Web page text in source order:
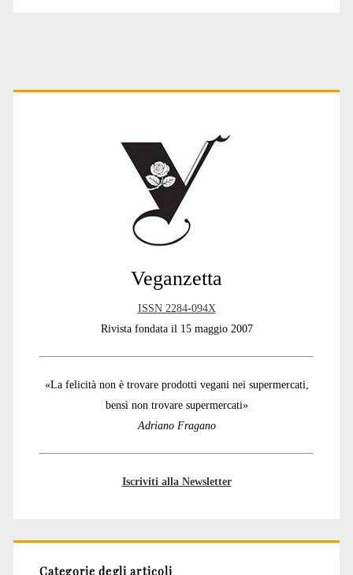
Primary
Veganzetta
ISSN 2284-094X
Rivista fondata il 15 maggio 2007
«La felicità non è trovare prodotti vegani nei supermercati,
bensì non trovare supermercati»
Adriano Fragano
Iscriviti alla Newsletter
Categorie degli articoli